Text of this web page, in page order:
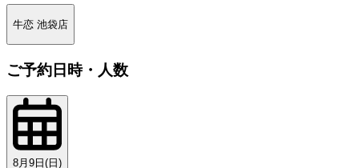
牛恋 池袋店
ご予約日時・人数
8月9日(日)